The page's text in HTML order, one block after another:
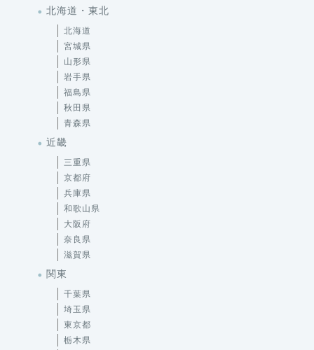
北海道・東北
北海道
宮城県
山形県
岩手県
福島県
秋田県
青森県
近畿
三重県
京都府
兵庫県
和歌山県
大阪府
奈良県
滋賀県
関東
千葉県
埼玉県
東京都
栃木県